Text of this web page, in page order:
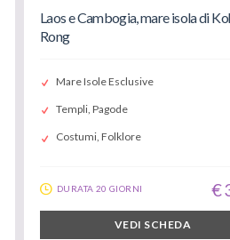
Laos e Cambogia, mare isola di
Rong
Mare Isole Esclusive
Templi, Pagode
Costumi, Folklore
DURATA 20 GIORNI €
VEDI SCHEDA